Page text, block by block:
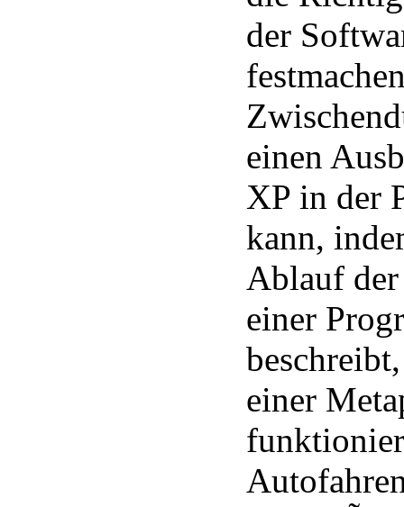
der
einen
XP in der
kann,
Ablauf
einer
einer